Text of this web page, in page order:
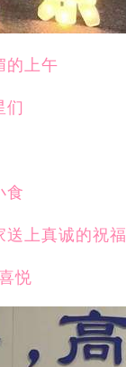
的上午
们
食
上真诚的祝福
悦